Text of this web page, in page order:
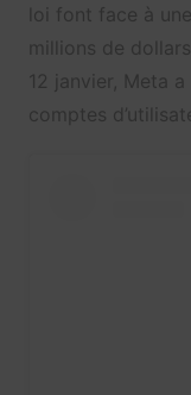
loi font face à
millions de
12 janvier, Meta
comptes